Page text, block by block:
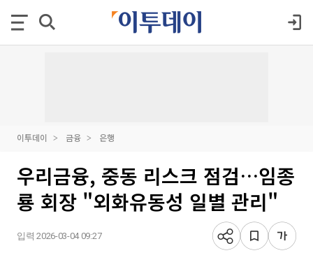
이투데이 금융 은행
우리금융, 중동 리스크 점검…임종
룡 회장 "외화유동성 일별 관리"
입력 2026-03-04 09:27